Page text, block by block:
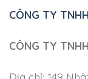
CÔNG TY
CÔNG TY